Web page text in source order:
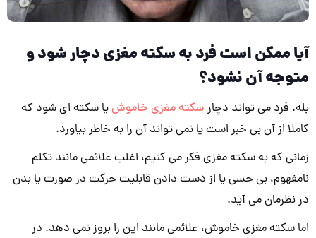
آیا ممکن است فرد به سکته مغزی دچار شود و
متوجه آن نشود؟
بله. فرد می تواند دچار سکته مغزی خاموش یا سکته ای شود که
کاملا از آن بی خبر است یا نمی تواند آن را به خاطر بیاورد.
زمانی که به سکته مغزی فکر می کنیم، اغلب علائمی مانند تکلم
نامفهوم، بی حسی یا از دست دادن قابلیت حرکت در صورت یا بدن
در نظرمان می آید.
اما سکته مغزی خاموش، علائمی مانند این را بروز نمی دهد. در